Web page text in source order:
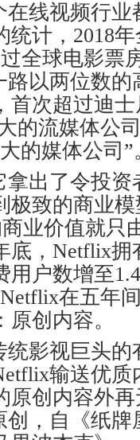
在线视频行
计，2018
全球电影票
以两位数的
首次超过迪
的流媒体公
的媒体公司”
出了令投资
极致的商业
业价值就只
底，Netflix拥
用户数增至
在五年
创内容。
影视巨头的
输送优
原创内容外
，自《纸牌